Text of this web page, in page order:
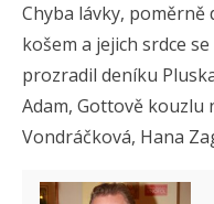
Chyba lávky,
košem a jejich srdce
prozradil deníku
Adam, Gottově kouzlu
Vondráčková, Hana